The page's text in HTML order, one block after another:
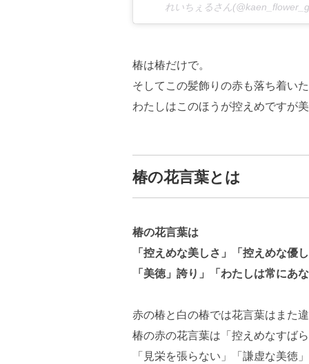
れいちぇるさん
椿は椿だけで。
そしてこの髪飾りの赤も落ち着い
わたしはこのほうが控えめですが
椿の花言葉とは
椿の花言葉は
「控えめな美しさ」「控えめな優
「美徳」誇り」「わたしは常にあ
赤の椿と白の椿では花言葉はまた
椿の赤の花言葉は「控えめなすば
「見栄を張らない」「謙虚な美徳